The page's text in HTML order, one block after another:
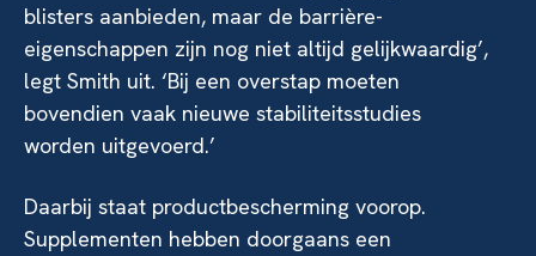
blisters aanbieden, maar de barrière-
eigenschappen zijn nog niet altijd gelijkwaardig’,
legt Smith uit. ‘Bij een overstap moeten
bovendien vaak nieuwe stabiliteitsstudies
worden uitgevoerd.’
Daarbij staat productbescherming voorop.
Supplementen hebben doorgaans een